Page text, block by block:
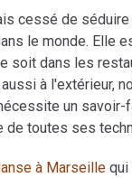
cessé de
le monde. Elle
soit dans les
à l'extérieur,
un savoir-
de toutes ses
à Marseille qui